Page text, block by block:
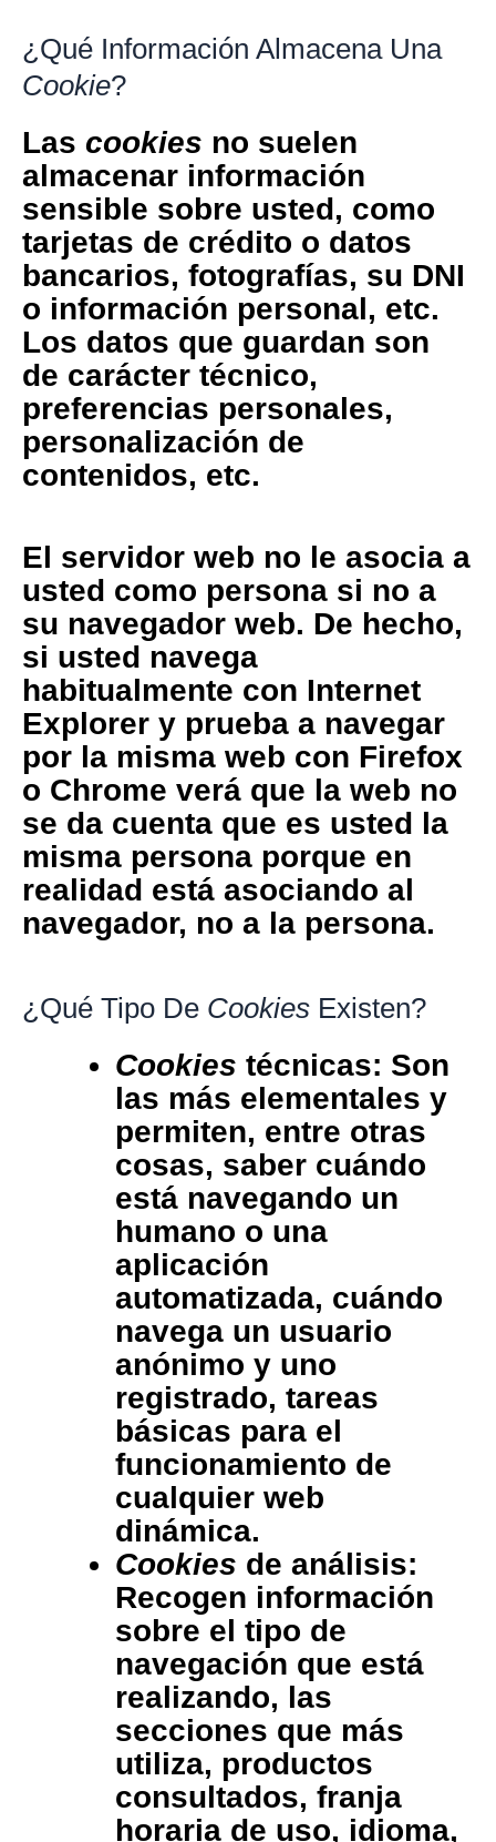
¿Qué Información Almacena Una
Cookie?
Las cookies no suelen
almacenar información
sensible sobre usted, como
tarjetas de crédito o datos
bancarios, fotografías, su DNI
o información personal, etc.
Los datos que guardan son
de carácter técnico,
preferencias personales,
personalización de
contenidos, etc.
El servidor web no le asocia a
usted como persona si no a
su navegador web. De hecho,
si usted navega
habitualmente con Internet
Explorer y prueba a navegar
por la misma web con Firefox
o Chrome verá que la web no
se da cuenta que es usted la
misma persona porque en
realidad está asociando al
navegador, no a la persona.
¿Qué Tipo De Cookies Existen?
Cookies técnicas: Son
las más elementales y
permiten, entre otras
cosas, saber cuándo
está navegando un
humano o una
aplicación
automatizada, cuándo
navega un usuario
anónimo y uno
registrado, tareas
básicas para el
funcionamiento de
cualquier web
dinámica.
Cookies de análisis:
Recogen información
sobre el tipo de
navegación que está
realizando, las
secciones que más
utiliza, productos
consultados, franja
horaria de uso, idioma,